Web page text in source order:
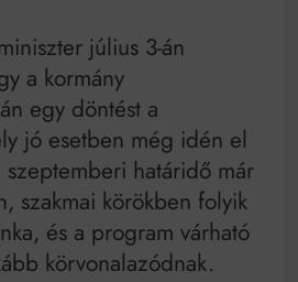
július 3-án
a kormány
egy döntést a
jó esetben még idén el
határidő már
szakmai körökben folyik
és a program várható
körvonalazódnak.